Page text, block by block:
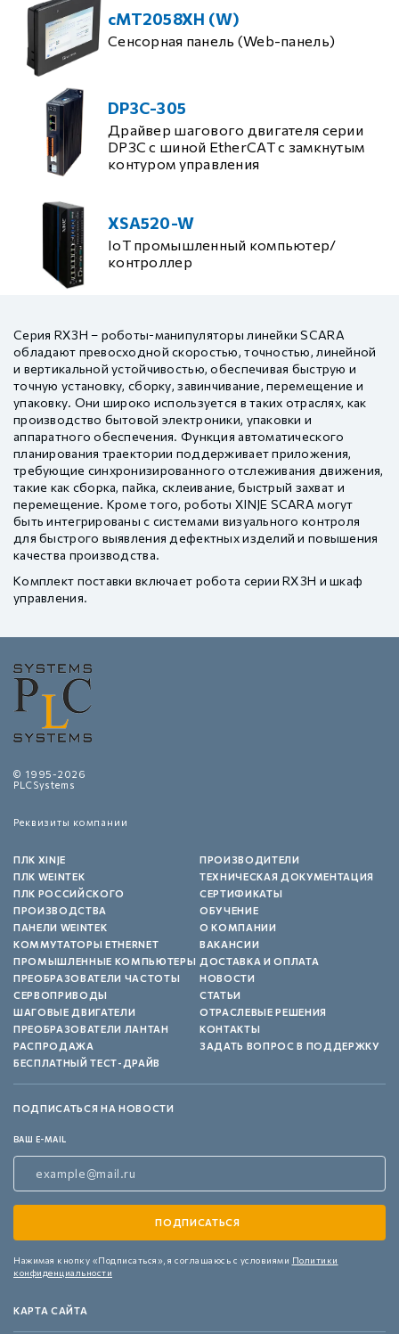
cMT2058XH (W)
Сенсорная панель (Web-панель)
DP3C-305
Драйвер шагового двигателя серии
DP3C с шиной EtherCAT с замкнутым
контуром управления
XSA520-W
IoT промышленный компьютер/
контроллер
Серия RX3H – роботы-манипуляторы линейки SCARA
обладают превосходной скоростью, точностью, линейной
и вертикальной устойчивостью, обеспечивая быструю и
точную установку, сборку, завинчивание, перемещение и
упаковку. Они широко используется в таких отраслях, как
производство бытовой электроники, упаковки и
аппаратного обеспечения. Функция автоматического
планирования траектории поддерживает приложения,
требующие синхронизированного отслеживания движения,
такие как сборка, пайка, склеивание, быстрый захват и
перемещение. Кроме того, роботы XINJE SCARA могут
быть интегрированы с системами визуального контроля
для быстрого выявления дефектных изделий и повышения
качества производства.
Комплект поставки включает робота серии RX3H и шкаф
управления.
© 1995-2026
PLCSystems
Реквизиты компании
ПЛК XINJE
ПЛК WEINTEK
ПЛК РОССИЙСКОГО
ПРОИЗВОДСТВА
ПАНЕЛИ WEINTEK
КОММУТАТОРЫ ETHERNET
ПРОМЫШЛЕННЫЕ КОМПЬЮТЕРЫ
ПРЕОБРАЗОВАТЕЛИ ЧАСТОТЫ
СЕРВОПРИВОДЫ
ШАГОВЫЕ ДВИГАТЕЛИ
ПРЕОБРАЗОВАТЕЛИ ЛАНТАН
РАСПРОДАЖА
БЕСПЛАТНЫЙ ТЕСТ-ДРАЙВ
ПРОИЗВОДИТЕЛИ
ТЕХНИЧЕСКАЯ ДОКУМЕНТАЦИЯ
СЕРТИФИКАТЫ
ОБУЧЕНИЕ
О КОМПАНИИ
ВАКАНСИИ
ДОСТАВКА И ОПЛАТА
НОВОСТИ
СТАТЬИ
ОТРАСЛЕВЫЕ РЕШЕНИЯ
КОНТАКТЫ
ЗАДАТЬ ВОПРОС В ПОДДЕРЖКУ
ПОДПИСАТЬСЯ НА НОВОСТИ
ВАШ E-MAIL
Нажимая кнопку «Подписаться», я соглашаюсь с условиями Политики
конфиденциальности
КАРТА САЙТА